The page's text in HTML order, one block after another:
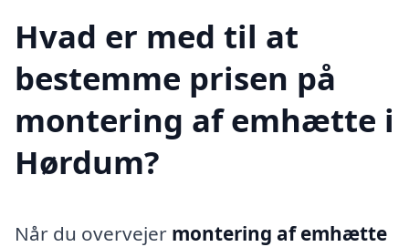
Hvad er med til at
bestemme prisen på
montering af emhætte i
Hørdum?
Når du overvejer montering af emhætte